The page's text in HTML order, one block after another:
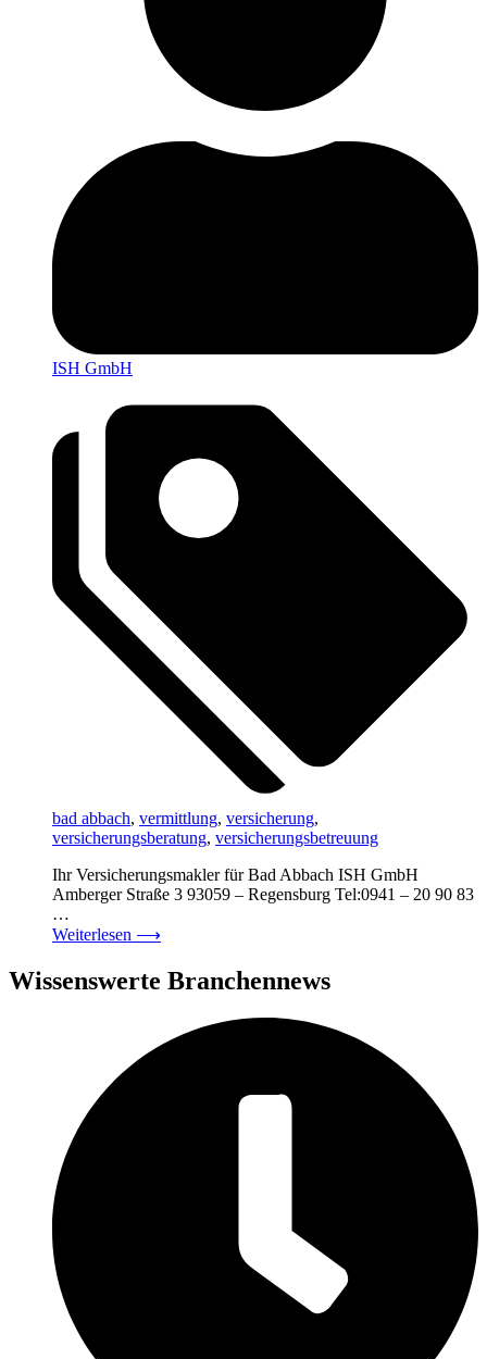
ISH GmbH
bad abbach, vermittlung, versicherung,
versicherungsberatung, versicherungsbetreuung
Ihr Versicherungsmakler für Bad Abbach ISH GmbH
Amberger Straße 3 93059 – Regensburg Tel:0941 – 20 90 83
…
Weiterlesen ⟶
Wissenswerte Branchennews